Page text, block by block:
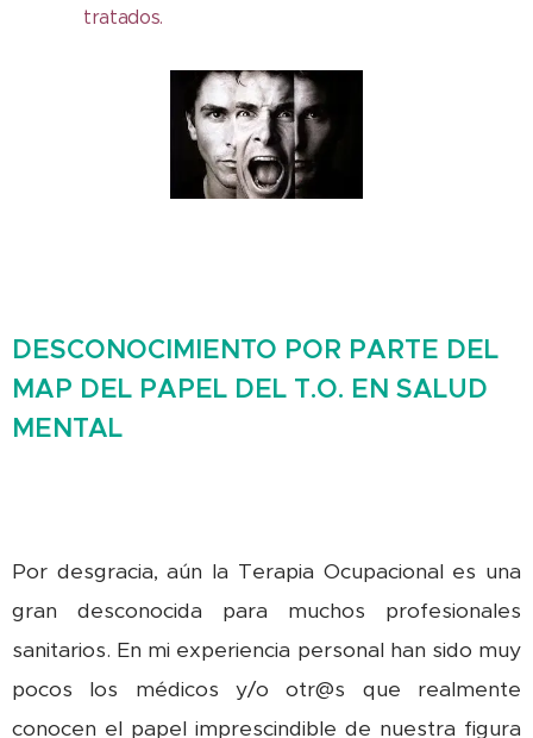
tratados.
DESCONOCIMIENTO POR PARTE DEL
MAP DEL PAPEL DEL T.O. EN SALUD
MENTAL
Por desgracia, aún la Terapia Ocupacional es una
gran desconocida para muchos profesionales
sanitarios. En mi experiencia personal han sido muy
pocos los médicos y/o otr@s que realmente
conocen el papel imprescindible de nuestra figura